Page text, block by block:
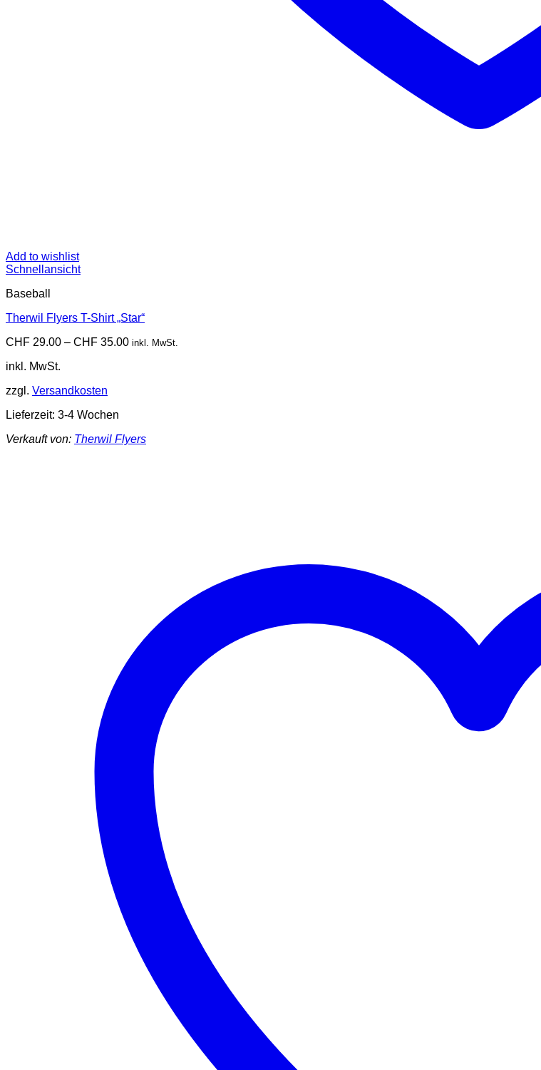
Add to wishlist
Schnellansicht
Baseball
Therwil Flyers T-Shirt „Star“
CHF 29.00 – CHF 35.00 inkl. MwSt.
inkl. MwSt.
zzgl. Versandkosten
Lieferzeit: 3-4 Wochen
Verkauft von: Therwil Flyers